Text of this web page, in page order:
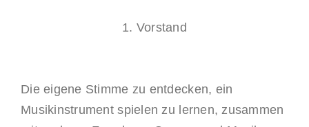
1. Vorstand
Die eigene Stimme zu entdecken, ein
Musikinstrument spielen zu lernen, zusammen